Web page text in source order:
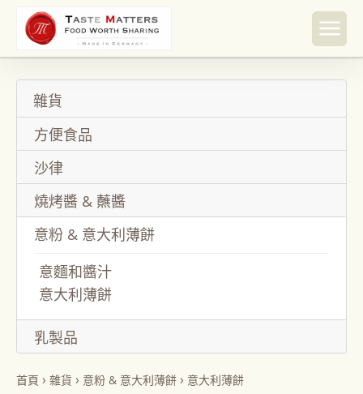
跳至內
容
雜貨
方便食品
沙律
燒烤醬 & 蘸醬
意粉 & 意大利薄餅
意麵和醬汁
意大利薄餅
乳製品
首頁 › 雜貨 › 意粉 & 意大利薄餅 › 意大利薄餅